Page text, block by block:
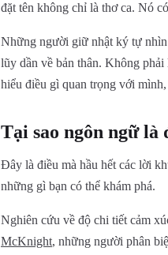
đặt tên không chỉ là thơ ca. Nó
Những người giữ nhật ký tự nhìn
lũy dần về bản thân. Không
hiểu điều gì quan trọng với
Tại sao ngôn ngữ là
Đây là điều mà hầu hết các lời
những gì bạn có thể khám phá.
Nghiên cứu về độ chi tiết cảm
McKnight, những người phân